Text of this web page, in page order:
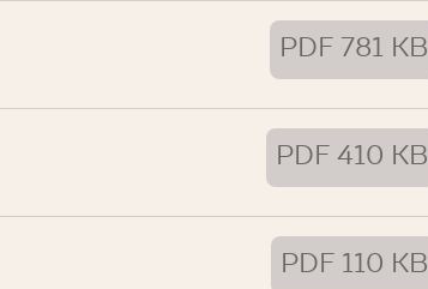
PDF 781 KB
PDF 410 KB
PDF 110 KB